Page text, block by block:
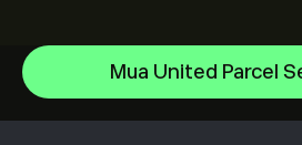
Mua United Parcel
NVIDIA Corporation
Amazon.com Inc